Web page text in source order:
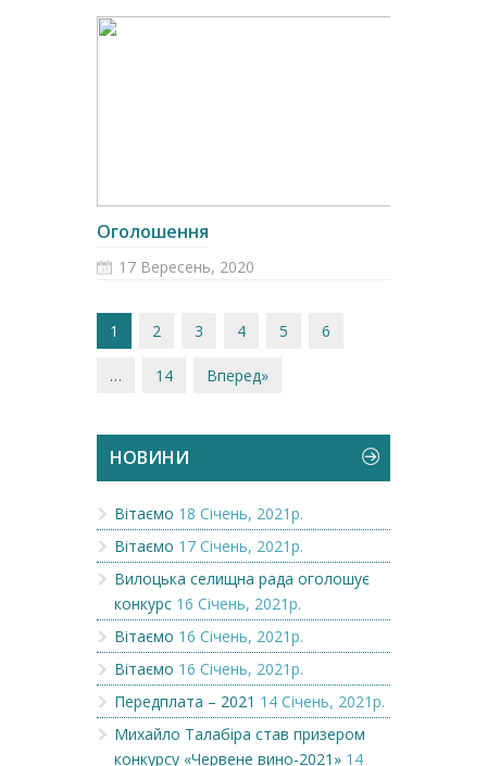
Оголошення
17 Вересень, 2020
1 2 3 4 5 6
… 14 Вперед»
НОВИНИ
Вітаємо 18 Січень, 2021р.
Вітаємо 17 Січень, 2021р.
Вилоцька селищна рада оголошує
конкурс 16 Січень, 2021р.
Вітаємо 16 Січень, 2021р.
Вітаємо 16 Січень, 2021р.
Передплата – 2021 14 Січень, 2021р.
Михайло Талабіра став призером
конкурсу «Червене вино-2021» 14